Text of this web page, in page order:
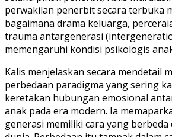
perwakilan penerbit secara terbuka
bagaimana drama keluarga,
trauma antargenerasi
memengaruhi kondisi psikologis
​Kalis menjelaskan secara mendetail
perbedaan paradigma yang sering
keretakan hubungan emosional
anak pada era modern. Ia
generasi memiliki cara yang berbeda